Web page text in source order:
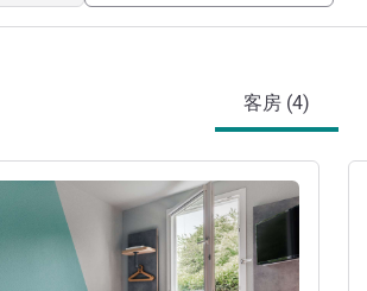
客房 (4)